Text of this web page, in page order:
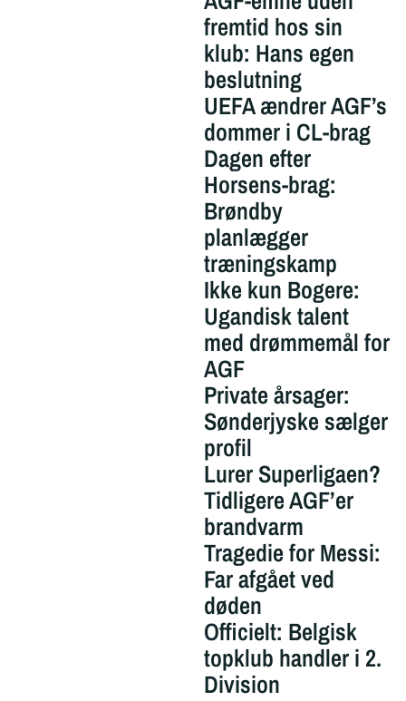
fremtid hos sin
klub: Hans egen
beslutning
UEFA ændrer AGF’s
dommer i CL-brag
Dagen efter
Horsens-brag:
Brøndby
planlægger
træningskamp
Ikke kun Bogere:
Ugandisk talent
med drømmemål for
AGF
Private årsager:
Sønderjyske sælger
profil
Lurer Superligaen?
Tidligere AGF’er
brandvarm
Tragedie for Messi:
Far afgået ved
døden
Officielt: Belgisk
topklub handler i 2.
Division